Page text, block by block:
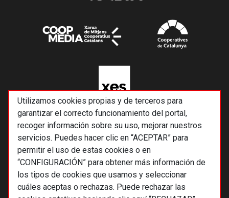
Utilizamos cookies propias y de terceros para
garantizar el correcto funcionamiento del portal,
recoger información sobre su uso, mejorar nuestros
servicios. Puedes hacer clic en “ACEPTAR” para
permitir el uso de estas cookies o en
“CONFIGURACIÓN” para obtener más información de
los tipos de cookies que usamos y seleccionar
cuáles aceptas o rechazas. Puede rechazar las